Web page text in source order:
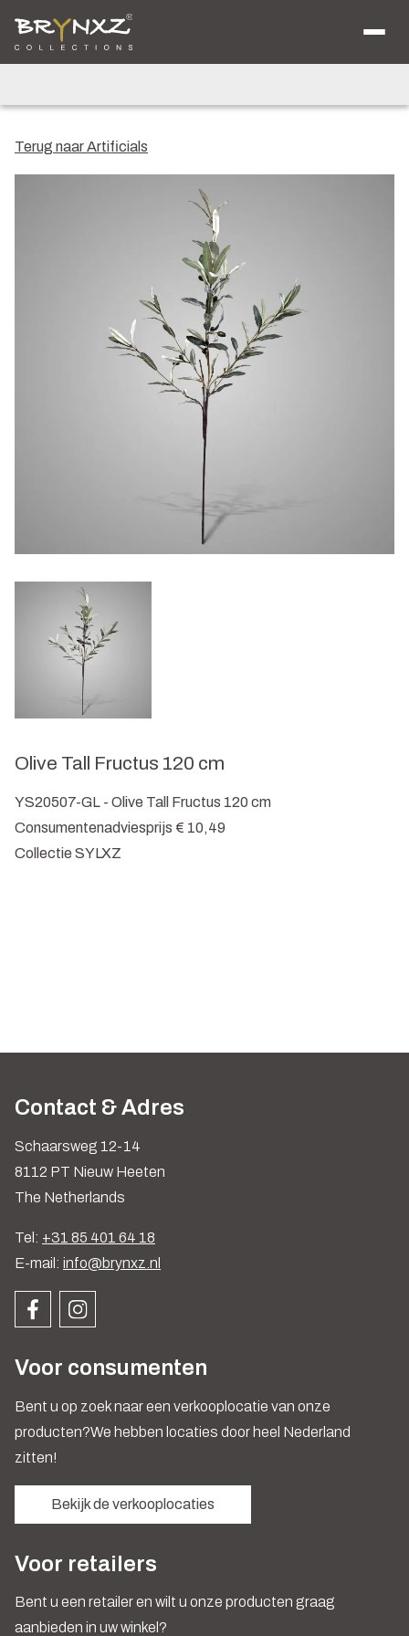
Over ons
Catalogus
Collecties
Ancient Clay
Verkooplocaties
Terug naar Artificials
Olive Tall Fructus 120 cm
YS20507-GL - Olive Tall Fructus 120 cm
Consumentenadviesprijs € 10,49
Collectie SYLXZ
Contact & Adres
Schaarsweg 12-14
8112 PT Nieuw Heeten
The Netherlands
Tel: +31 85 401 64 18
E-mail: info@brynxz.nl
Voor consumenten
Bent u op zoek naar een verkooplocatie van onze
producten?We hebben locaties door heel Nederland
zitten!
Bekijk de verkooplocaties
Voor retailers
Bent u een retailer en wilt u onze producten graag
aanbieden in uw winkel?